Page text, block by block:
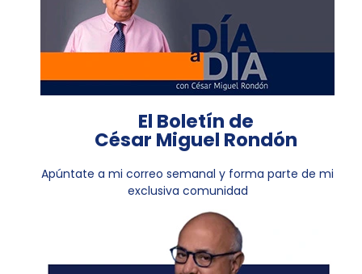
El Boletín de
César Miguel Rondón
Apúntate a mi correo semanal y forma parte de mi
exclusiva comunidad